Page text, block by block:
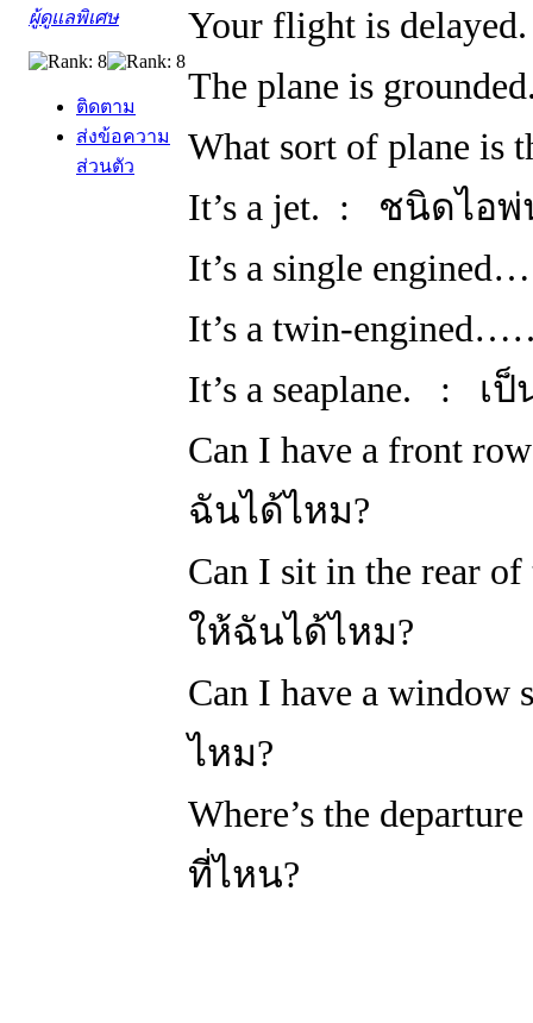
ผู้ดูแลพิเศษ
ติดตาม
ส่งข้อความ
ส่วนตัว
Your flight is
The plane is
What sort of plane
It’s a jet. : ชนิดไอ
It’s a single
It’s a twin-
It’s a seaplane. : เ
Can I have a front
ฉันได้ไหม?
Can I sit in the rear
ให้ฉันได้ไหม?
Can I have a
ไหม?
Where’s the
ที่ไหน?